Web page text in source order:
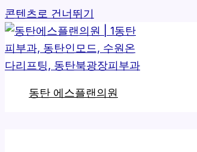
콘텐츠로 건너뛰기
동탄 에스플랜의원